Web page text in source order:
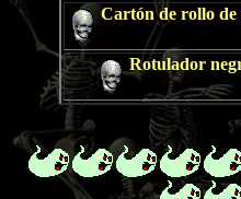
Cartón de rollo de
Rotulador